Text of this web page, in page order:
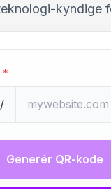
kyndige
*
Generér QR-kode